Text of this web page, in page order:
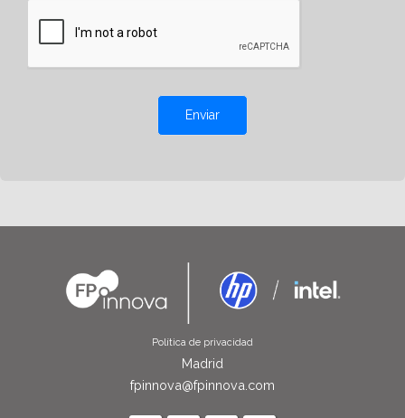
Enviar
Política de privacidad
Madrid
fpinnova@fpinnova.com